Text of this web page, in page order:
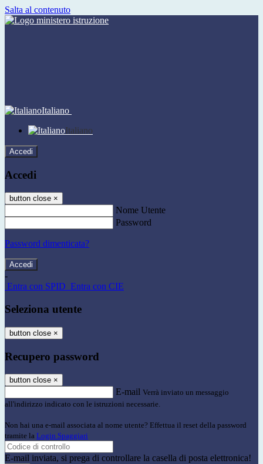
Salta al contenuto
Italiano
Italiano
Accedi
Accedi
button close ×
Nome Utente
Password
Password dimenticata?
-
Entra con SPID Entra con CIE
Seleziona utente
button close ×
Recupero password
button close ×
E-mail Verrà inviato un messaggio
all'indirizzo indicato con le istruzioni necessarie.
Non hai una e-mail associata al nome utente? Effettua il reset della password
tramite la Login Spaggiari
E-mail inviata, si prega di controllare la casella di posta elettronica!